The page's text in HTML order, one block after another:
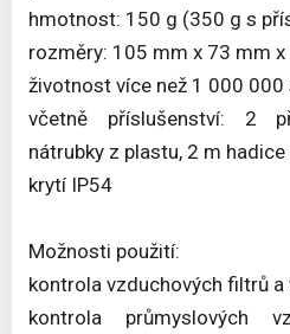
hmotnost: 150 g (350 g s
rozměry: 105 mm x 73 mm
životnost více než 1 000
včetně příslušenství: 2
nátrubky z plastu, 2 m
krytí IP54
Možnosti použití:
kontrola vzduchových filtrů
kontrola průmyslových